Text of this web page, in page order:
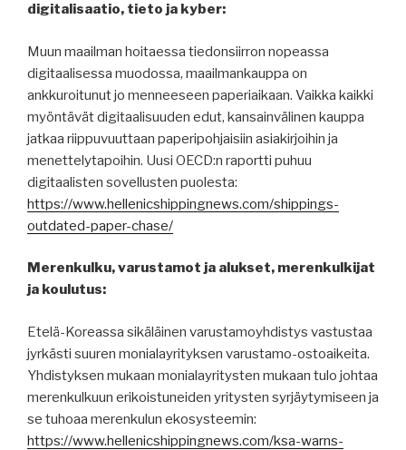
digitalisaatio, tieto ja kyber:
Muun maailman hoitaessa tiedonsiirron nopeassa
digitaalisessa muodossa, maailmankauppa on
ankkuroitunut jo menneeseen paperiaikaan. Vaikka kaikki
myöntävät digitaalisuuden edut, kansainvälinen kauppa
jatkaa riippuvuuttaan paperipohjaisiin asiakirjoihin ja
menettelytapoihin. Uusi OECD:n raportti puhuu
digitaalisten sovellusten puolesta:
https://www.hellenicshippingnews.com/shippings-
outdated-paper-chase/
Merenkulku, varustamot ja alukset, merenkulkijat
ja koulutus:
Etelä-Koreassa sikäläinen varustamoyhdistys vastustaa
jyrkästi suuren monialayrityksen varustamo-ostoaikeita.
Yhdistyksen mukaan monialayritysten mukaan tulo johtaa
merenkulkuun erikoistuneiden yritysten syrjäytymiseen ja
se tuhoaa merenkulun ekosysteemin:
https://www.hellenicshippingnews.com/ksa-warns-